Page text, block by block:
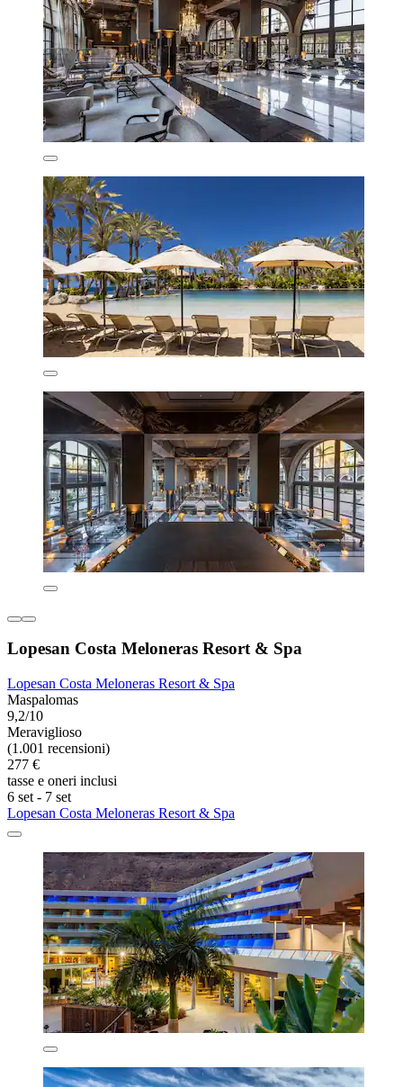
Lopesan Costa Meloneras Resort & Spa
Lopesan Costa Meloneras Resort & Spa
Maspalomas
9,2/10
Meraviglioso
(1.001 recensioni)
277 €
tasse e oneri inclusi
6 set - 7 set
Lopesan Costa Meloneras Resort & Spa